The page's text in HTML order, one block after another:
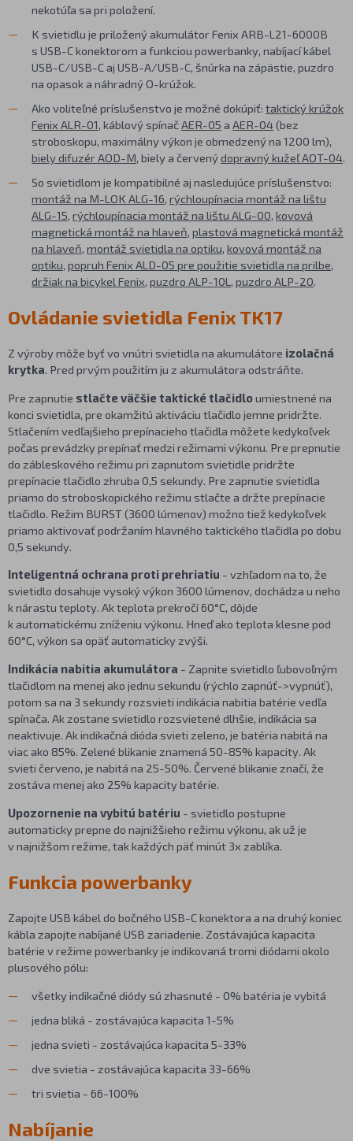
nekotúľa sa pri položení.
K svietidlu je priložený akumulátor Fenix ARB-L21-6000B
s USB-C konektorom a funkciou powerbanky, nabíjací kábel
USB-C/USB-C aj USB-A/USB-C, šnúrka na zápästie, puzdro
na opasok a náhradný O-krúžok.
Ako voliteľné príslušenstvo je možné dokúpiť: taktický krúžok
Fenix ALR-01, káblový spínačAER-05 a AER-04(bez
stroboskopu, maximálny výkon je obmedzený na 1200 lm),
biely difuzér AOD-M, biely a červenýdopravný kužeľ AOT-04.
So svietidlom je kompatibilné aj nasledujúce príslušenstvo:
montáž na M-LOK ALG-16, rýchloupínacia montáž na lištu
ALG-15, rýchloupínacia montáž na lištu ALG-00, kovová
magnetická montáž na hlaveň, plastová magnetická montáž
na hlaveň, montáž svietidla na optiku, kovová montáž na
optiku, popruh Fenix ALD-05 pre použitie svietidla na prilbe,
držiak na bicykel Fenix, puzdro ALP-10L , puzdro ALP-20.
Ovládanie svietidla Fenix TK17
Z výroby môže byť vo vnútri svietidla na akumulátore izolačná
krytka. Pred prvým použitím ju z akumulátora odstráňte.
Pre zapnutie stlačte väčšie taktické tlačidloumiestnené na
konci svietidla, pre okamžitú aktiváciu tlačidlo jemne pridržte.
Stlačením vedľajšieho prepínacieho tlačidla môžete kedykoľvek
počas prevádzky prepínať medzi režimami výkonu. Pre prepnutie
do zábleskového režimu pri zapnutom svietidle pridržte
prepínacie tlačidlo zhruba 0,5 sekundy. Pre zapnutie svietidla
priamo do stroboskopického režimu stlačte a držte prepínacie
tlačidlo. Režim BURST (3600 lúmenov) možno tiež kedykoľvek
priamo aktivovať podržaním hlavného taktického tlačidla po dobu
0,5 sekundy.
Inteligentná ochrana proti prehriatiu - vzhľadom na to, že
svietidlo dosahuje vysoký výkon 3600 lúmenov, dochádza u neho
k nárastu teploty. Ak teplota prekročí 60°C, dôjde
k automatickému zníženiu výkonu. Hneď ako teplota klesne pod
60°C, výkon sa opäť automaticky zvýši.
Indikácia nabitia akumulátora - Zapnite svietidlo ľubovoľným
tlačidlom na menej ako jednu sekundu (rýchlo zapnúť->vypnúť),
potom sa na 3 sekundy rozsvieti indikácia nabitia batérie vedľa
spínača. Ak zostane svietidlo rozsvietené dlhšie, indikácia sa
neaktivuje. Ak indikačná dióda svieti zeleno, je batéria nabitá na
viac ako 85%. Zelené blikanie znamená 50-85% kapacity. Ak
svieti červeno, je nabitá na 25-50%. Červené blikanie značí, že
zostáva menej ako 25% kapacity batérie.
Upozornenie na vybitú batériu - svietidlo postupne
automaticky prepne do najnižšieho režimu výkonu, ak už je
v najnižšom režime, tak každých päť minút 3x zablíka.
Funkcia powerbanky
Zapojte USB kábel do bočného USB-C konektora a na druhý koniec
kábla zapojte nabíjané USB zariadenie. Zostávajúca kapacita
batérie v režime powerbanky je indikovaná tromi diódami okolo
plusového pólu:
všetky indikačné diódy sú zhasnuté - 0% batéria je vybitá
jedna bliká - zostávajúca kapacita 1-5%
jedna svieti - zostávajúca kapacita 5-33%
dve svietia - zostávajúca kapacita 33-66%
tri svietia - 66-100%
Nabíjanie